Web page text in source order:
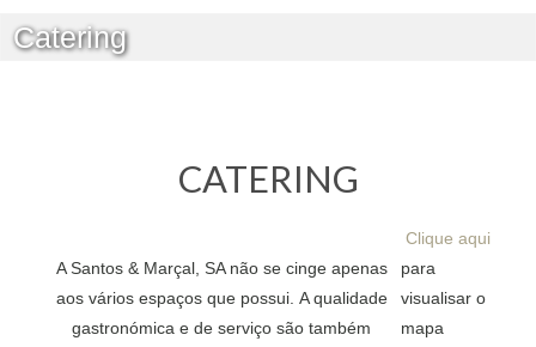
Catering
CATERING
A Santos & Marçal, SA não se cinge apenas
aos vários espaços que possui. A qualidade
gastronómica e de serviço são também
Clique aqui
para
visualisar o
mapa